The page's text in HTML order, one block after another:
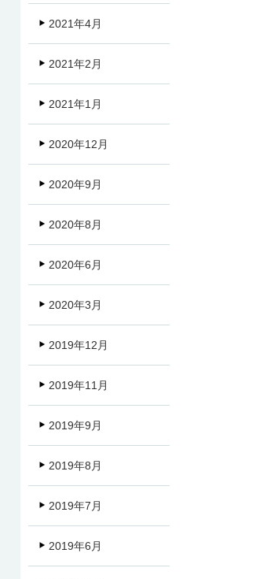
2021年4月
2021年2月
2021年1月
2020年12月
2020年9月
2020年8月
2020年6月
2020年3月
2019年12月
2019年11月
2019年9月
2019年8月
2019年7月
2019年6月